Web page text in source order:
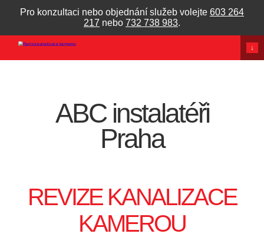
Pro konzultaci nebo objednání služeb volejte 603 264
217 nebo 732 738 983.
↓
ABC instalatéři
Praha
REVIZE KANALIZACE
KAMEROU